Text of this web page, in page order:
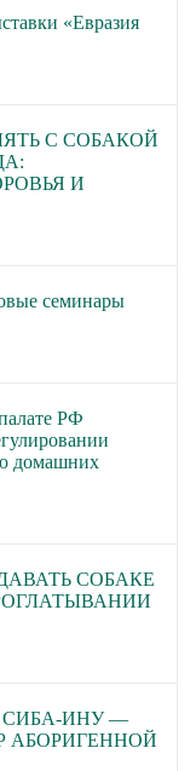
«Евразия
С СОБАКОЙ
И
семинары
РФ
домашних
СОБАКЕ
ИНУ —
АБОРИГЕННОЙ